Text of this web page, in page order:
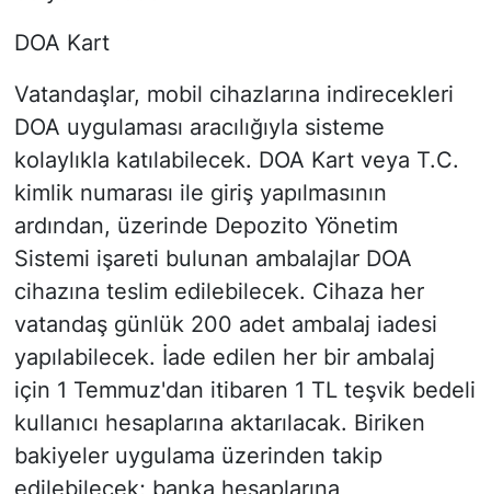
DOA Kart
Vatandaşlar, mobil cihazlarına indirecekleri
DOA uygulaması aracılığıyla sisteme
kolaylıkla katılabilecek. DOA Kart veya T.C.
kimlik numarası ile giriş yapılmasının
ardından, üzerinde Depozito Yönetim
Sistemi işareti bulunan ambalajlar DOA
cihazına teslim edilebilecek. Cihaza her
vatandaş günlük 200 adet ambalaj iadesi
yapılabilecek. İade edilen her bir ambalaj
için 1 Temmuz'dan itibaren 1 TL teşvik bedeli
kullanıcı hesaplarına aktarılacak. Biriken
bakiyeler uygulama üzerinden takip